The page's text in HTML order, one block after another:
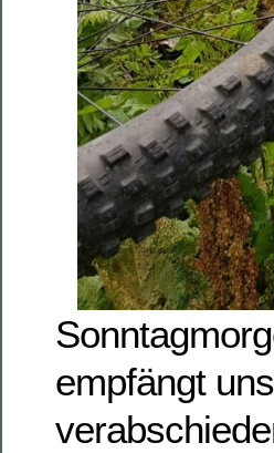
empfängt